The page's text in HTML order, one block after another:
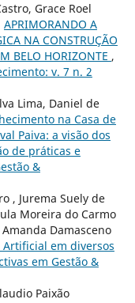
Grace Roel
APRIMORANDO A
NA CONSTRUÇÃO
BELO HORIZONTE ,
v. 7 n. 2
Lima, Daniel de
na Casa de
Paiva: a visão dos
de práticas e
&
, Jurema Suely de
Moreira do Carmo
Damasceno
em diversos
em Gestão &
Paixão